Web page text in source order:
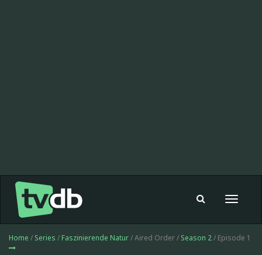
Toggle
Home / Series / Faszinierende Natur/ Aired Order / Season 2/ Episode 1